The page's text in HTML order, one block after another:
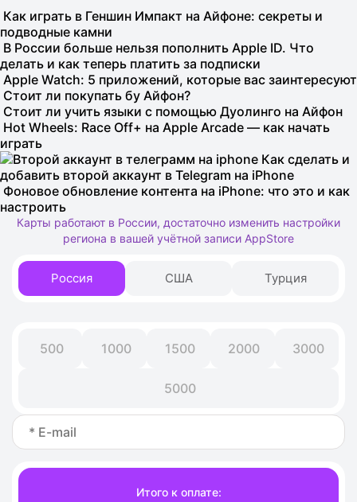
Как играть в Геншин Импакт на Айфоне: секреты и
подводные камни
В России больше нельзя пополнить Apple ID. Что
делать и как теперь платить за подписки
Apple Watch: 5 приложений, которые вас заинтересуют
Стоит ли покупать бу Айфон?
Стоит ли учить языки с помощью Дуолинго на Айфон
Hot Wheels: Race Off+ на Apple Arcade — как начать
играть
Как сделать и
добавить второй аккаунт в Telegram на iPhone
Фоновое обновление контента на iPhone: что это и как
настроить
Карты работают в России, достаточно изменить настройки
региона в вашей учётной записи AppStore
Россия США Турция
500 1000 1500 2000 3000
5000